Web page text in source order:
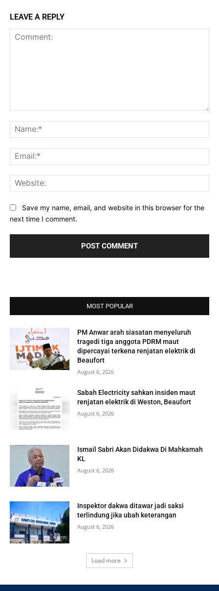
LEAVE A REPLY
Save my name, email, and website in this browser for the
next time I comment.
MOST POPULAR
PM Anwar arah siasatan menyeluruh
tragedi tiga anggota PDRM maut
dipercayai terkena renjatan elektrik di
Beaufort
August 6, 2026
Sabah Electricity sahkan insiden maut
renjatan elektrik di Weston, Beaufort
August 6, 2026
Ismail Sabri Akan Didakwa Di Mahkamah
KL
August 6, 2026
Inspektor dakwa ditawar jadi saksi
terlindung jika ubah keterangan
August 6, 2026
Load more